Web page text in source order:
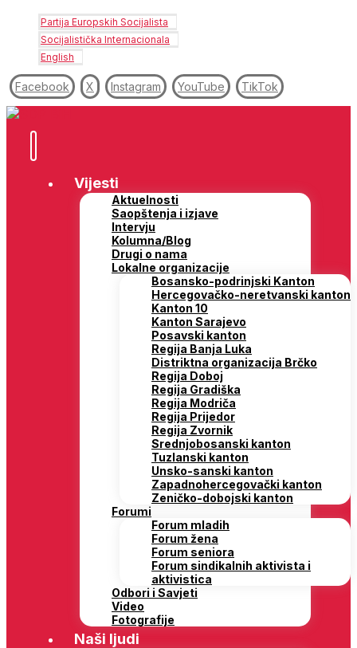
Partija Europskih Socijalista
Socijalistička Internacionala
English
Facebook X Instagram YouTube TikTok
Vijesti
Aktuelnosti
Saopštenja i izjave
Intervju
Kolumna/Blog
Drugi o nama
Lokalne organizacije
Bosansko-podrinjski Kanton
Hercegovačko-neretvanski kanton
Kanton 10
Kanton Sarajevo
Posavski kanton
Regija Banja Luka
Distriktna organizacija Brčko
Regija Doboj
Regija Gradiška
Regija Modriča
Regija Prijedor
Regija Zvornik
Srednjobosanski kanton
Tuzlanski kanton
Unsko-sanski kanton
Zapadnohercegovački kanton
Zeničko-dobojski kanton
Forumi
Forum mladih
Forum žena
Forum seniora
Forum sindikalnih aktivista i
aktivistica
Odbori i Savjeti
Video
Fotografije
Naši ljudi